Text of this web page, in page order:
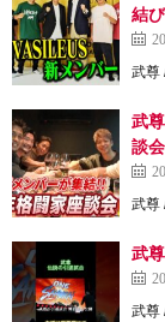
結
武尊
武
談
武尊
武
武尊